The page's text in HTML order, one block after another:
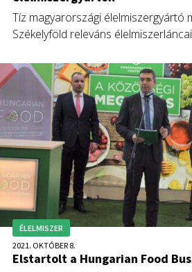
Tíz magyarországi élelmiszergyártó
Székelyföld releváns
(AMC).
ÉLELMISZER
2021. OKTÓBER 8.
Elstartolt a Hungarian Food